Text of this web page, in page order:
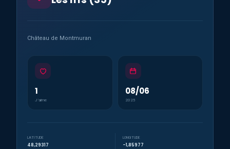
Château de Montmuran
1
J’aime
08/06
2025
LATITUDE
48,29317
LONGITUDE
-1,85977